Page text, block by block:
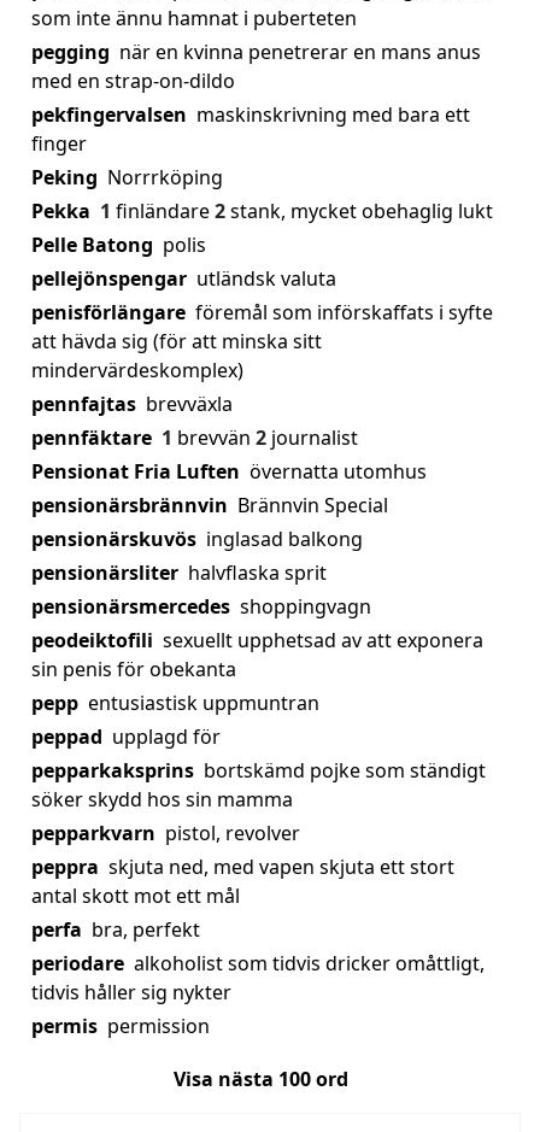
som inte ännu hamnat i puberteten
pegging när en kvinna penetrerar en mans anus
med en strap-on-dildo
pekfingervalsen maskinskrivning med bara ett
finger
Peking Norrrköping
Pekka 1 finländare2stank, mycket obehaglig lukt
Pelle Batong polis
pellejönspengar utländsk valuta
penisförlängare föremål som införskaffats i syfte
att hävda sig (för att minska sitt
mindervärdeskomplex)
pennfajtas brevväxla
pennfäktare 1 brevvän 2 journalist
Pensionat Fria Luften övernatta utomhus
pensionärsbrännvin Brännvin Special
pensionärskuvös inglasad balkong
pensionärsliter halvflaska sprit
pensionärsmercedes shoppingvagn
peodeiktofili sexuellt upphetsad av att exponera
sin penis för obekanta
pepp entusiastisk uppmuntran
peppad upplagd för
pepparkaksprins bortskämd pojke som ständigt
söker skydd hos sin mamma
pepparkvarn pistol, revolver
peppra skjuta ned, med vapen skjuta ett stort
antal skott mot ett mål
perfa bra, perfekt
periodare alkoholist som tidvis dricker omåttligt,
tidvis håller sig nykter
permis permission
Visa nästa 100ord